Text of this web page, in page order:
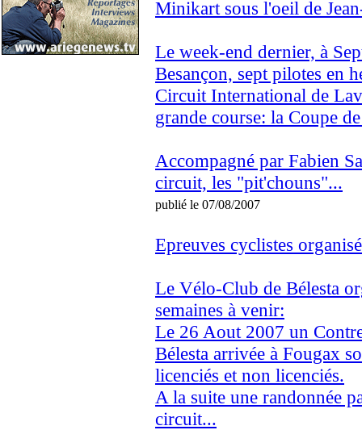
Minikart sous l'oeil de
Le week-end dernier, à
Besançon, sept pilotes en
Circuit International de
grande course: la Coupe
Accompagné par Fabien
circuit, les "pit'chouns"...
publié le 07/08/2007
Epreuves cyclistes
Le Vélo-Club de Bélesta
semaines à venir:
Le 26 Aout 2007 un
Bélesta arrivée à Fougax
licenciés et non licenciés.
A la suite une randonnée
circuit...